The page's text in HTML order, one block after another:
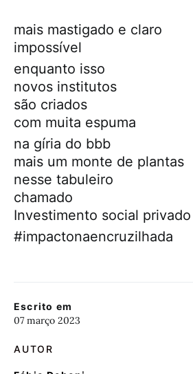
Escrito em
07 março 2023
AUTOR
mais mastigado e claro
impossível
enquanto isso
novos institutos
são criados
com muita espuma
na gíria do bbb
mais um monte de plantas
nesse tabuleiro
chamado
Investimento social privado
#impactonaencruzilhada